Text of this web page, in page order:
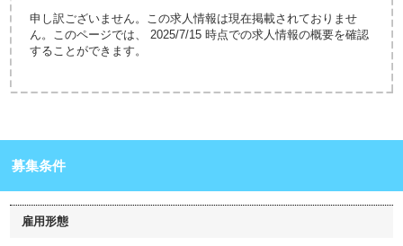
申し訳ございません。この求人情報は現在掲載されておりませ
ん。このページでは、 2025/7/15 時点での求人情報の概要を確認
することができます。
募集条件
雇用形態